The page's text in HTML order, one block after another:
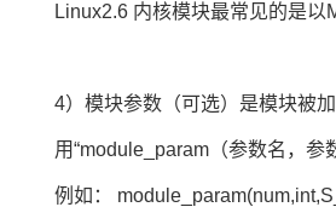
Linux2.6 内核模块最常见的是
4）模块参数（可选）是模块被
用“module_param（参数名，参
例如：